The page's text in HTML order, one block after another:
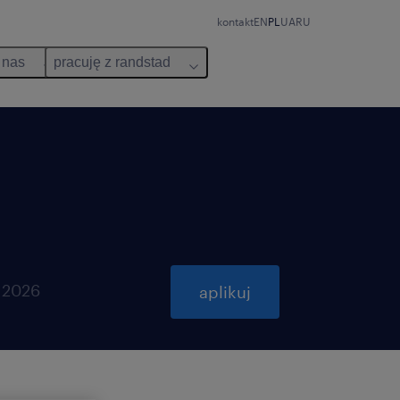
kontaktENPL UARU
nas pracuję z randstad
aplikuj